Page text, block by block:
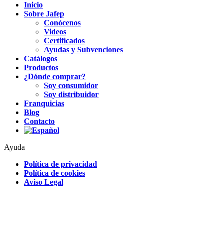
Inicio
Sobre Jafep
Conócenos
Videos
Certificados
Ayudas y Subvenciones
Catálogos
Productos
¿Dónde comprar?
Soy consumidor
Soy distribuidor
Franquicias
Blog
Contacto
Ayuda
Política de privacidad
Política de cookies
Aviso Legal